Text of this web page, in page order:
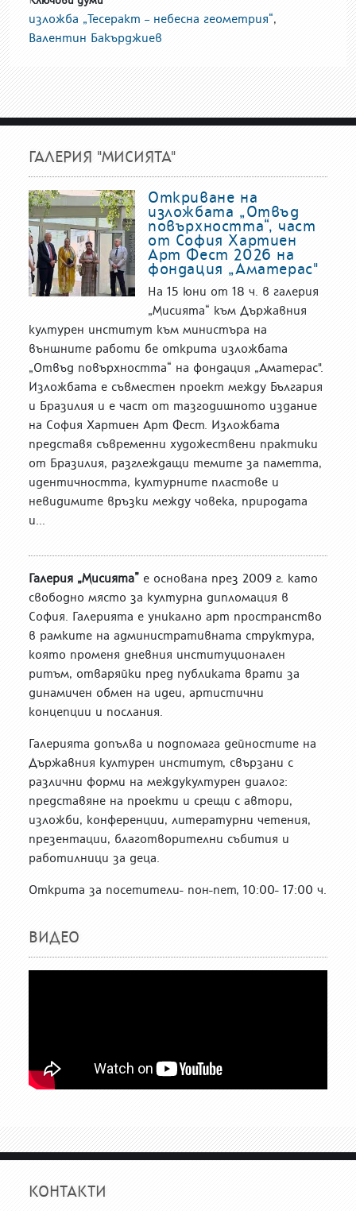
изложба „Тесеракт – небесна геометрия“,
Валентин Бакърджиев
ГАЛЕРИЯ "МИСИЯТА"
Откриване на
изложбата „Отвъд
повърхността“, част
от София Хартиен
Арт Фест 2026 на
фондация „Аматерас"
На 15 юни от 18 ч. в галерия
„Мисията“ към Държавния
културен институт към министъра на
външните работи бе открита изложбата
„Отвъд повърхността“ на фондация „Аматерас".
Изложбата е съвместен проект между България
и Бразилия и е част от тазгодишното издание
на София Хартиен Арт Фест. Изложбата
представя съвременни художествени практики
от Бразилия, разглеждащи темите за паметта,
идентичността, културните пластове и
невидимите връзки между човека, природата
и...
Галерия „Мисията” е основана през 2009 г. като
свободно място за културна дипломация в
София. Галерията е уникално арт пространство
в рамките на административната структура,
която променя дневния институционален
ритъм, отваряйки пред публиката врати за
динамичен обмен на идеи, артистични
концепции и послания.
Галерията допълва и подпомага дейностите на
Държавния културен институт, свързани с
различни форми на междукултурен диалог:
представяне на проекти и срещи с автори,
изложби, конференции, литературни четения,
презентации, благотворителни събития и
работилници за деца.
Открита за посетители- пон-пет, 10:00- 17:00 ч.
ВИДЕО
КОНТАКТИ